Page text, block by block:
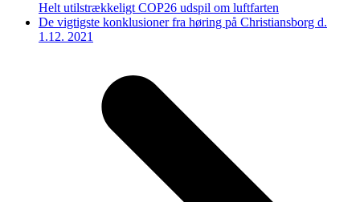
Helt utilstrækkeligt COP26 udspil om luftfarten
next
post:
De vigtigste konklusioner fra høring på Christiansborg d.
1.12. 2021